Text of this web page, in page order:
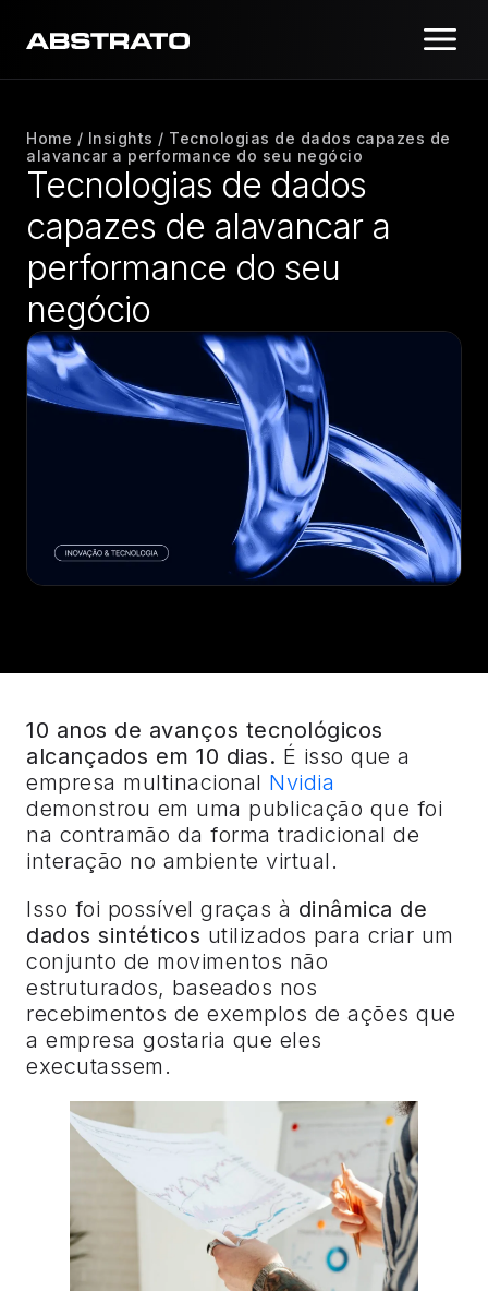
Home / Insights / Tecnologias de dados capazes de
alavancar a performance do seu negócio
Tecnologias de dados
capazes de alavancar a
performance do seu
negócio
10 anos de avanços tecnológicos
alcançados em 10 dias. É isso que a
empresa multinacional Nvidia
demonstrou em uma publicação que foi
na contramão da forma tradicional de
interação no ambiente virtual.
Isso foi possível graças à dinâmica de
dados sintéticos utilizados para criar um
conjunto de movimentos não
estruturados, baseados nos
recebimentos de exemplos de ações que
a empresa gostaria que eles
executassem.